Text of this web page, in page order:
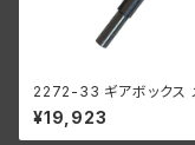
2272-33 ギアボックス
シャフト 1933-1940年
¥19,923